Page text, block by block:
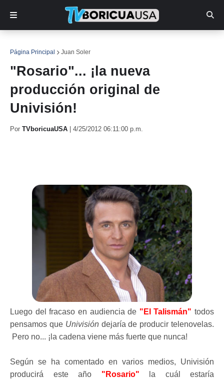
Página Principal Juan Soler
"Rosario"... ¡la nueva
producción original de
Univisión!
Por TVboricuaUSA 4/25/2012 06:11:00 p.m.
Luego del fracaso en audiencia de "El Talismán" todos
pensamos que Univisióndejaría de producir telenovelas.
Pero no... ¡ la cadena viene más fuerte que nunca!
Según se ha comentado en varios medios, Univisión
producirá este año "Rosario" la cuál estaría